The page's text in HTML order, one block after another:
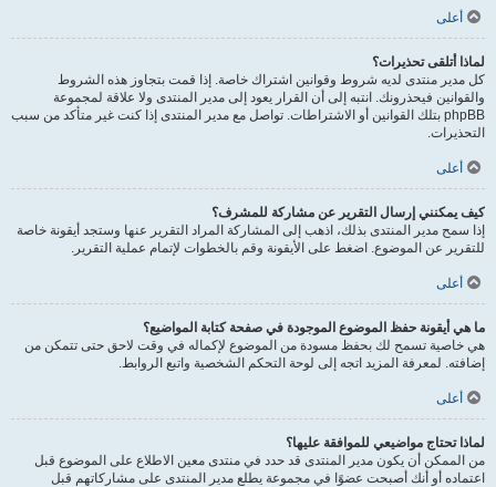
أعلى
لماذا أتلقى تحذيرات؟
كل مدير منتدى لديه شروط وقوانين اشتراك خاصة. إذا قمت بتجاوز هذه الشروط
والقوانين فيحذرونك. انتبه إلى أن القرار يعود إلى مدير المنتدى ولا علاقة لمجموعة
phpBB بتلك القوانين أو الاشتراطات. تواصل مع مدير المنتدى إذا كنت غير متأكد من سبب
التحذيرات.
أعلى
كيف يمكنني إرسال التقرير عن مشاركة للمشرف؟
إذا سمح مدير المنتدى بذلك، اذهب إلى المشاركة المراد التقرير عنها وستجد أيقونة خاصة
للتقرير عن الموضوع. اضغط على الأيقونة وقم بالخطوات لإتمام عملية التقرير.
أعلى
ما هي أيقونة حفظ الموضوع الموجودة في صفحة كتابة المواضيع؟
هي خاصية تسمح لك بحفظ مسودة من الموضوع لإكماله في وقت لاحق حتى تتمكن من
إضافته. لمعرفة المزيد اتجه إلى لوحة التحكم الشخصية واتبع الروابط.
أعلى
لماذا تحتاج مواضيعي للموافقة عليها؟
من الممكن أن يكون مدير المنتدى قد حدد في منتدى معين الاطلاع على الموضوع قبل
اعتماده أو أنك أصبحت عضوًا في مجموعة يطلع مدير المنتدى على مشاركاتهم قبل